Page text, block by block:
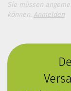
Sie müssen
können. Anmelden